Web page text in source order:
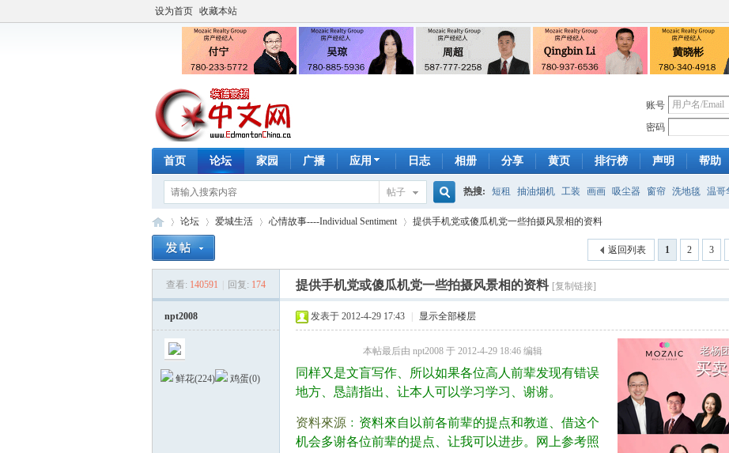
设为首页 收藏本站
账号
密码
首页 论坛 家园 广播 应用 日志 相册 分享 黄页 排行榜 声明 帮助
帖子
搜
索
热搜: 短租 抽油烟机 工装 画画 吸尘器 窗帘 洗地毯 温哥
手工皂 遮光 帐篷 床头柜 newton
»
论坛
›
爱城生活
›
心情故事----Individual Sentiment
›
提供手机党或傻瓜机党一些拍摄风景相的资料
1 2 3
返回列表
查看: 140591 回复: 174 提供手机党或傻瓜机党一些拍摄风景相的资料 [复制链接]
npt2008
鲜花(224) 鸡蛋(0)
发表于 2012-4-29 17:43 显示全部楼层
本帖最后由 npt2008 于 2012-4-29 18:46 编辑
2 w+ k/ h5 j' v6 f( w$ ?9 R
* T* m3 ^8 I% J. @7 D( {
同样又是文盲写作、所以如果各位高人前辈发现有错误
地方、恳請指出、让本人可以学习学习、谢谢。
资料來源 ﹕资料來自以前各前辈的提点和教道、借这个
机会多谢各位前辈的提点、让我可以进步。网上参考照